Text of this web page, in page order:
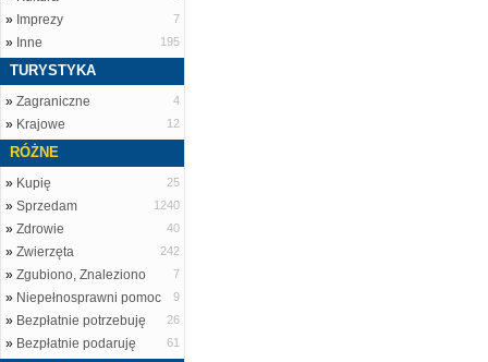
» Imprezy 7
» Inne 195
TURYSTYKA
» Zagraniczne 4
» Krajowe 12
RÓŻNE
» Kupię 25
» Sprzedam 1240
» Zdrowie 40
» Zwierzęta 242
» Zgubiono, Znaleziono 7
» Niepełnosprawni pomoc 9
» Bezpłatnie potrzebuję 26
» Bezpłatnie podaruję 61